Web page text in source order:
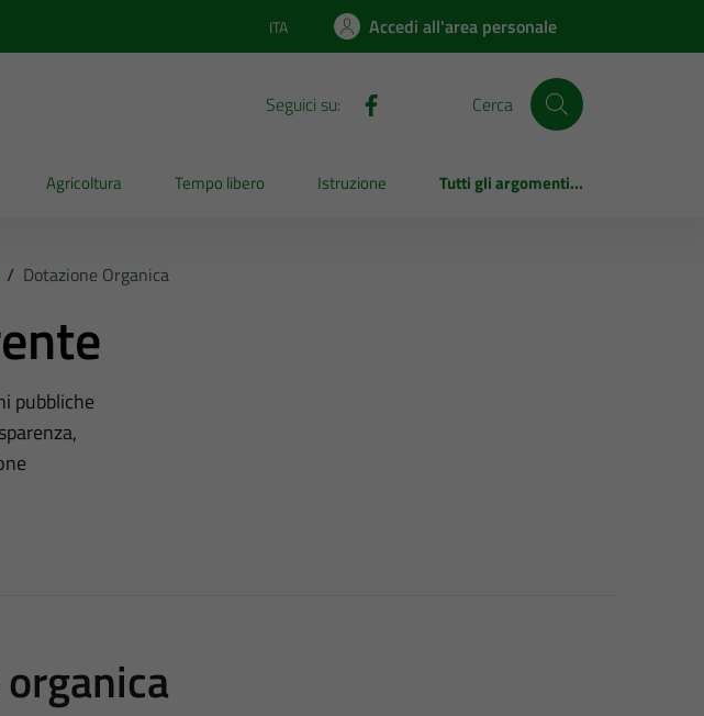
Lingua attiva:
ITA Accedi all'area personale
Seguici su: Cerca
Agricoltura Tempo libero Istruzione Tutti gli argomenti...
/ Dotazione Organica
pubbliche